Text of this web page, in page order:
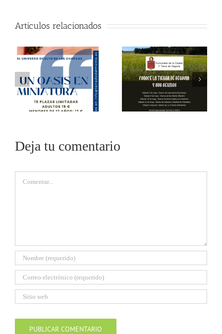
Artículos relacionados
Deja tu comentario
Comentar